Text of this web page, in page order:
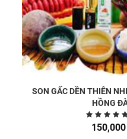
SON GẤC DỀN THIÊN
HỒNG